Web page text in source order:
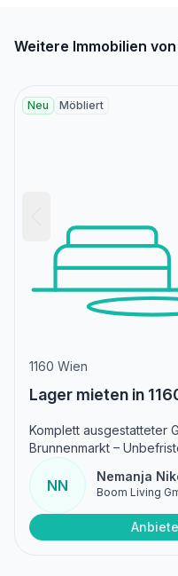
Weitere Immobilien von
Neu Möbliert
1160 Wien
Lager mieten in
Komplett ausgestatteter
Brunnenmarkt –
NN
Nemanja
Boom Living